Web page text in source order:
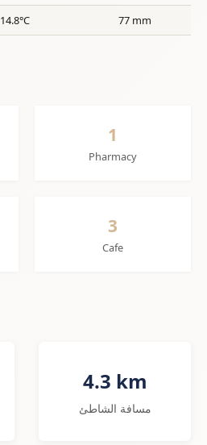
14.8°C 77 mm
1
Pharmacy
3
Cafe
4.3 km
مسافة الشاطئ